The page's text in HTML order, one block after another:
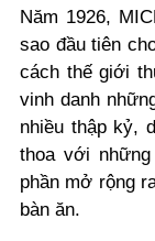
Năm 1926,
sao đầu tiên
cách thế giới
vinh danh
nhiều thập kỷ,
thoa với
phần mở rộng
bàn ăn.